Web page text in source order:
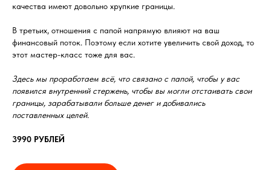
качества имеют довольно хрупкие границы.
В третьих, отношения с папой напрямую влияют на ваш
финансовый поток. Поэтому если хотите увеличить свой доход, то
этот мастер-класс тоже для вас.
Здесь мы проработаем всё, что связано с папой, чтобы у вас
появился внутренний стержень, чтобы вы могли отстаивать свои
границы, зарабатывали больше денег и добивались
поставленных целей.
3990 РУБЛЕЙ